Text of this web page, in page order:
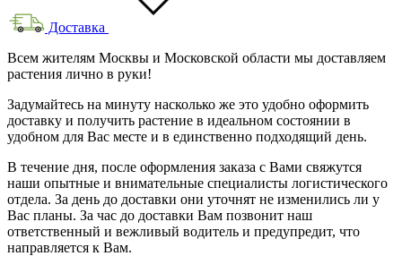
Доставка
Всем жителям Москвы и Московской области мы доставляем
растения лично в руки!
Задумайтесь на минуту насколько же это удобно оформить
доставку и получить растение в идеальном состоянии в
удобном для Вас месте и в единственно подходящий день.
В течение дня, после оформления заказа с Вами свяжутся
наши опытные и внимательные специалисты логистического
отдела. За день до доставки они уточнят не изменились ли у
Вас планы. За час до доставки Вам позвонит наш
ответственный и вежливый водитель и предупредит, что
направляется к Вам.